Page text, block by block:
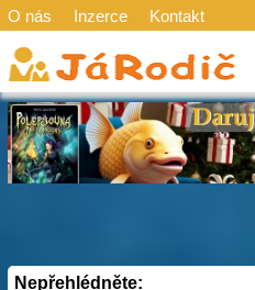
O nás Inzerce Kontakt
Nepřehlédněte: